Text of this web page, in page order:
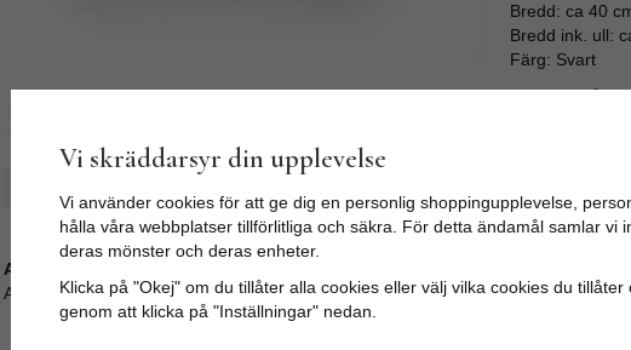
Bredd: ca 40
Bredd ink. ull:
Färg: Svart
Används på
Eller varför
Lammskinnet
Skötselråd:
Inga av våra
Ull är
regelbundet.
Får skinnet
Bli den ändå
Artikelnummer:
AL150_29T5
Vi skräddarsyr din upplevelse
Vi använder cookies för att ge dig en personlig shoppingupplevelse,
hålla våra webbplatser tillförlitliga och säkra. För detta ändamål samlar vi
deras mönster och deras enheter.
Klicka på "Okej" om du tillåter alla cookies eller välj vilka cookies du
genom att klicka på "Inställningar" nedan.